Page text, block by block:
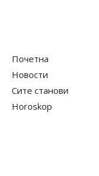
Почетна
Новости
Сите станови
Horoskop